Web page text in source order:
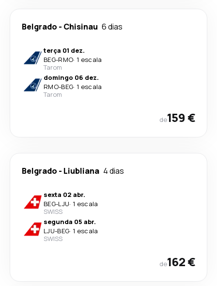
Belgrado - Chisinau 6 dias
terça 01 dez.
BEG-RMO· 1 escala
Tarom
domingo 06 dez.
RMO-BEG· 1 escala
Tarom
de159 €
Belgrado - Liubliana 4 dias
sexta 02 abr.
BEG-LJU· 1 escala
SWISS
segunda 05 abr.
LJU-BEG· 1 escala
SWISS
de162 €